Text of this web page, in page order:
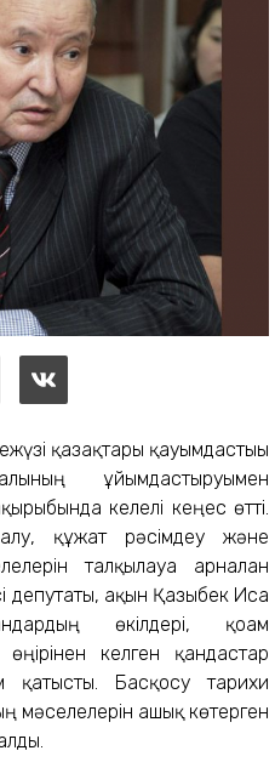
қазақтары қауымдастығы
ұйымдастыруымен
келелі кеңес өтті.
құжат рәсімдеу және
талқылауға арналған
депутаты, ақын Қазыбек Иса
өкілдері, қоғам
өңірінен келген қандастар
Басқосу тарихи
мәселелерін ашық көтерген